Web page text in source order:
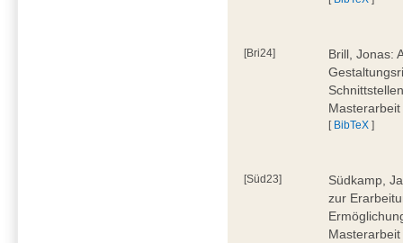
[Bri24]
Brill, Jonas:
[ BibTeX ]
[Süd23]
Südkamp,
zur